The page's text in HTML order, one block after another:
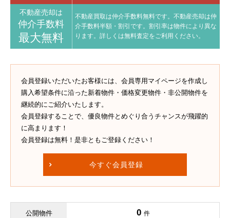
不動産売却は
仲介手数料
最大無料
不動産買取は仲介手数料無料です。 不動産売却は仲
介手数料半額・割引です。 割引率は物件により異な
ります。 詳しくは無料査定をご利用ください。
会員登録いただいたお客様には、会員専用マイページを作成し
購入希望条件に沿った新着物件・価格変更物件・非公開物件を
継続的にご紹介いたします。
会員登録することで、優良物件とめぐり合うチャンスが飛躍的
に高まります！
会員登録は無料！是非ともご登録ください！
今すぐ会員登録
公開物件 0 件